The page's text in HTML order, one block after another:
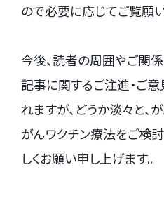
ので必要に応じてご覧願い
今後、読者の周囲やご関
記事に関するご注進・ご
れますが、どうか淡々と
がんワクチン療法をご検
しくお願い申し上げます。